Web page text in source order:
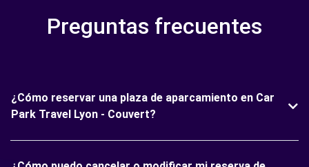
Preguntas frecuentes
¿Cómo reservar una plaza de aparcamiento en Car
Park Travel Lyon - Couvert?